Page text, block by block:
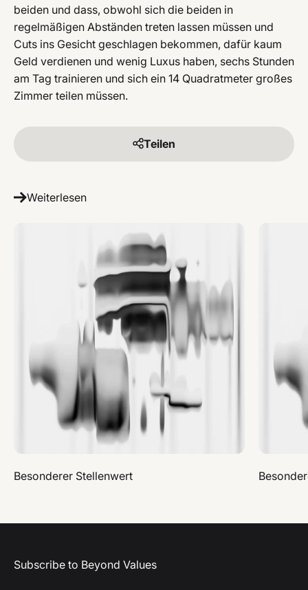
beiden und dass, obwohl sich die beiden in
regelmäßigen Abständen treten lassen müssen und
Cuts ins Gesicht geschlagen bekommen, dafür kaum
Geld verdienen und wenig Luxus haben, sechs Stunden
am Tag trainieren und sich ein 14 Quadratmeter großes
Zimmer teilen müssen.
Teilen
Weiterlesen
Besonderer Stellenwert
Subscribe to Beyond Values